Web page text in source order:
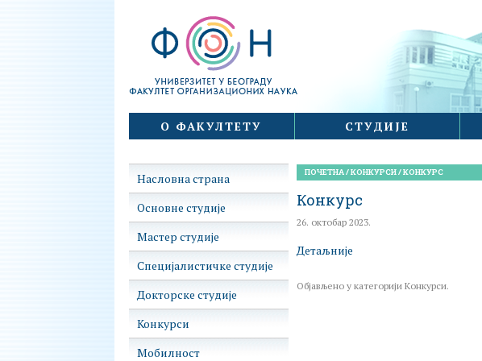
Факултет организационих наука
Skip
content
О ФАКУЛТЕТУ СТУДИЈЕ
ПОЧЕТНА/КОНКУРСИ/КОНКУРС
Конкурс
26. октобар 2023.
Детаљније
Објављено у категорији Конкурси.
Насловна страна
Основне студије
Мастер студије
Специјалистичке студије
Докторске студије
Конкурси
Мобилност